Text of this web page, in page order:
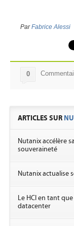
ParFabrice Alessi
0
ARTICLES SUR
Nutanix accélère
souveraineté
Nutanix actualise
Le HCI en tant
datacenter